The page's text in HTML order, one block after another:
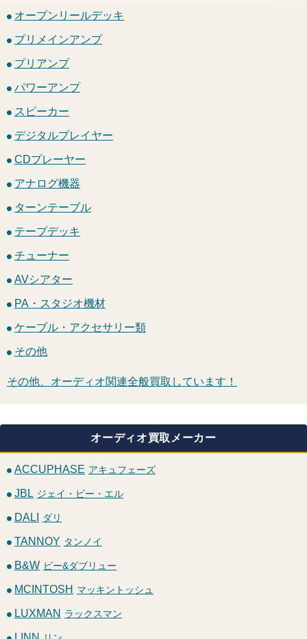
オープンリールデッキ
プリメインアンプ
プリアンプ
パワーアンプ
スピーカー
デジタルプレイヤー
CDプレーヤー
アナログ機器
ターンテーブル
テープデッキ
チューナー
AVシアター
PA・スタジオ機材
ケーブル・アクセサリー類
その他
その他、オーディオ関連全般買取しています！
オーディオ買取メーカー
ACCUPHASE アキュフェーズ
JBL ジェイ・ビー・エル
DALI ダリ
TANNOY タンノイ
B&W ビー&ダブリュー
MCINTOSH マッキントッシュ
LUXMAN ラックスマン